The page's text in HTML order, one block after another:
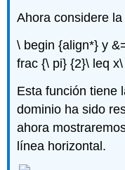
Ahora considere la
\ begin {align*} y
frac {\ pi} {2}\ leq
Esta función tiene
dominio ha sido
ahora
línea horizontal.